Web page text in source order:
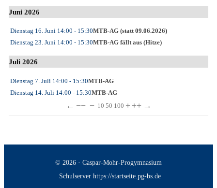
Juni 2026
Dienstag 16. Juni 14:00 - 15:30MTB-AG (statt 09.06.2026)
Dienstag 23. Juni 14:00 - 15:30MTB-AG fällt aus (Hitze)
Juli 2026
Dienstag 7. Juli 14:00 - 15:30MTB-AG
Dienstag 14. Juli 14:00 - 15:30MTB-AG
← −− − 10 50 100 + ++ →
© 2026 · Caspar-Mohr-Progymnasium
Schulserver https://startseite.pg-bs.de